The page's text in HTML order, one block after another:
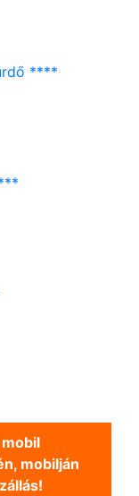
****
mobilján